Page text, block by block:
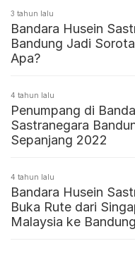
3 tahun lalu
Bandara Husein
Bandung Jadi
Apa?
4 tahun lalu
Penumpang di
Sastranegara
Sepanjang 2022
4 tahun lalu
Bandara Husein
Buka Rute dari
Malaysia ke Bandung